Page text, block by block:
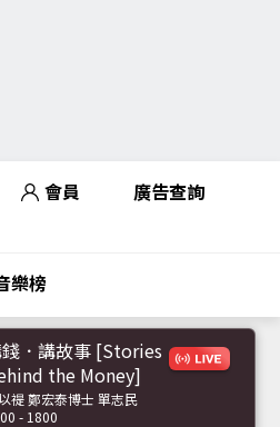
會員 廣告查詢
樂榜
．講故事 [Stories
the Money]
禔 鄭宏泰博士 單志民
- 1800